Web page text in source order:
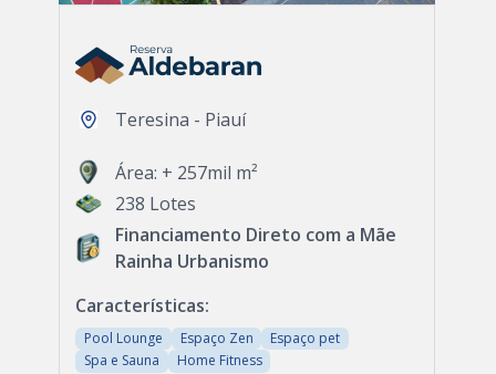
Teresina - Piauí
Área: + 257mil m²
238 Lotes
Financiamento Direto com a Mãe
Rainha Urbanismo
Características:
Pool Lounge Espaço Zen
Espaço pet
Spa e Sauna
Home Fitness